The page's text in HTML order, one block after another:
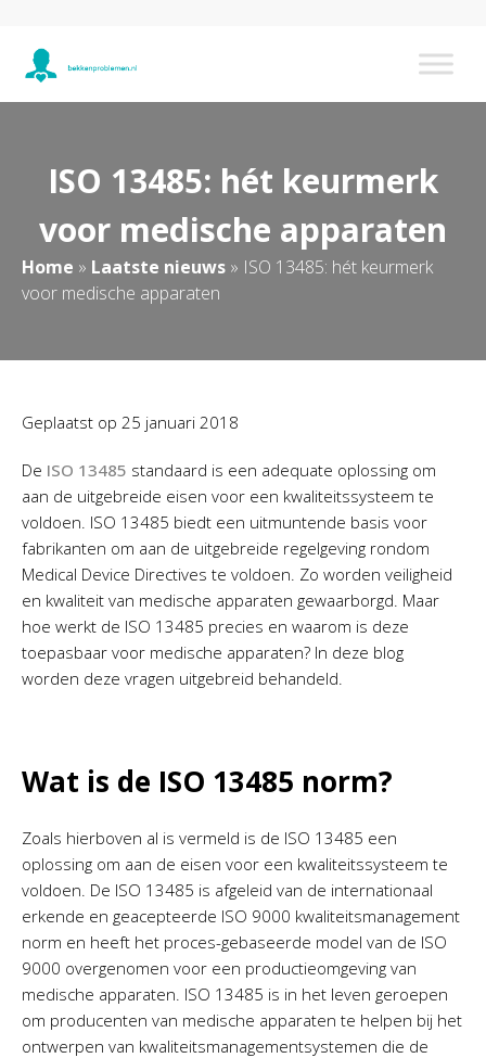
ISO 13485: hét keurmerk
voor medische apparaten
Home » Laatste nieuws » ISO 13485: hét keurmerk
voor medische apparaten
Geplaatst op 25 januari 2018
De ISO 13485 standaard is een adequate oplossing om
aan de uitgebreide eisen voor een kwaliteitssysteem te
voldoen. ISO 13485 biedt een uitmuntende basis voor
fabrikanten om aan de uitgebreide regelgeving rondom
Medical Device Directives te voldoen. Zo worden veiligheid
en kwaliteit van medische apparaten gewaarborgd. Maar
hoe werkt de ISO 13485 precies en waarom is deze
toepasbaar voor medische apparaten? In deze blog
worden deze vragen uitgebreid behandeld.
Wat is de ISO 13485 norm?
Zoals hierboven al is vermeld is de ISO 13485 een
oplossing om aan de eisen voor een kwaliteitssysteem te
voldoen. De ISO 13485 is afgeleid van de internationaal
erkende en geacepteerde ISO 9000 kwaliteitsmanagement
norm en heeft het proces-gebaseerde model van de ISO
9000 overgenomen voor een productieomgeving van
medische apparaten. ISO 13485 is in het leven geroepen
om producenten van medische apparaten te helpen bij het
ontwerpen van kwaliteitsmanagementsystemen die de